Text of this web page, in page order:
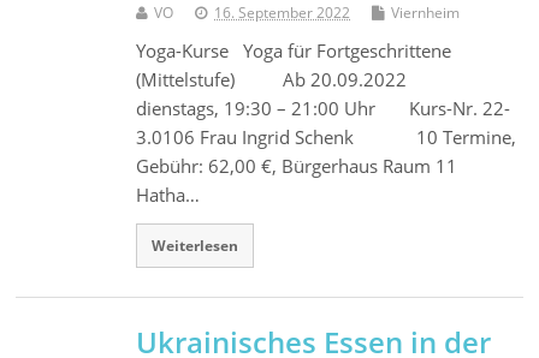
VO 16. September 2022 Viernheim
Yoga-Kurse Yoga für Fortgeschrittene
(Mittelstufe) Ab 20.09.2022
dienstags, 19:30 – 21:00 Uhr Kurs-Nr. 22-
3.0106 Frau Ingrid Schenk 10 Termine,
Gebühr: 62,00 €, Bürgerhaus Raum 11
Hatha…
Weiterlesen
Ukrainisches Essen in der